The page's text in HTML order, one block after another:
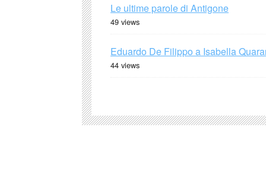
Le ultime parole di Antigone
49 views
Eduardo De Filippo a Isabella
44 views